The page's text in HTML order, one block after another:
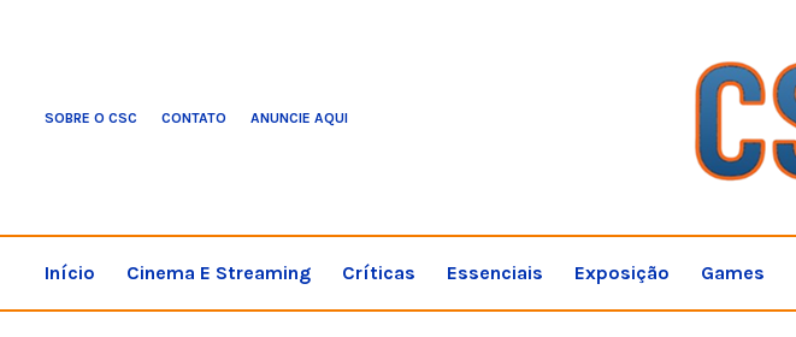
SOBRE O CSC CONTATO ANUNCIE AQUI
Início Cinema E Streaming Críticas Essenciais Exposição Games